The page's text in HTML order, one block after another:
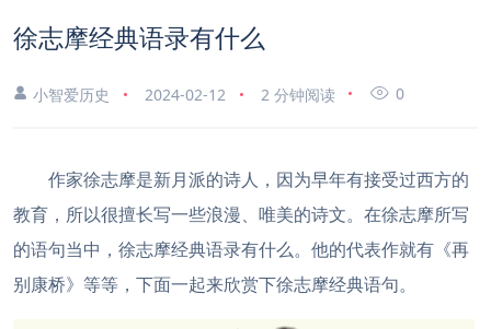
徐志摩经典语录有什么
小智爱历史 2024-02-12 2 分钟阅读 0
作家徐志摩是新月派的诗人，因为早年有接受过西方的
教育，所以很擅长写一些浪漫、唯美的诗文。在徐志摩所写
的语句当中，徐志摩经典语录有什么。他的代表作就有《再
别康桥》等等，下面一起来欣赏下徐志摩经典语句。